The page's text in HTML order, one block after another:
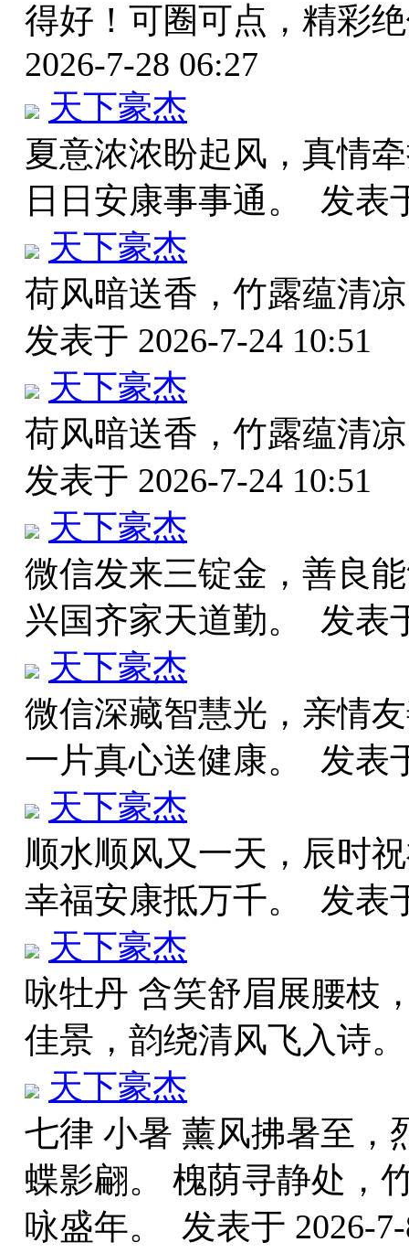
得好！可圈可点，精彩
2026-7-28 06:27
天下豪杰
夏意浓浓盼起风，真情
日日安康事事通。 发表
天下豪杰
荷风暗送香，竹露蕴清
发表于 2026-7-24 10:51
天下豪杰
荷风暗送香，竹露蕴清
发表于 2026-7-24 10:51
天下豪杰
微信发来三锭金，善良
兴国齐家天道勤。 发表
天下豪杰
微信深藏智慧光，亲情
一片真心送健康。 发表
天下豪杰
顺水顺风又一天，辰时
幸福安康抵万千。 发表
天下豪杰
咏牡丹 含笑舒眉展腰枝
佳景，韵绕清风飞入诗
天下豪杰
七律 小暑 薰风拂暑至，
蝶影翩。 槐荫寻静处，
咏盛年。 发表于 2026-